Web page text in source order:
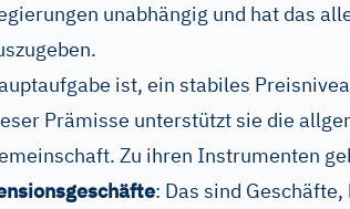
unabhängig und hat das
ist, ein stabiles
Prämisse unterstützt sie die
Zu ihren Instrumenten
: Das sind